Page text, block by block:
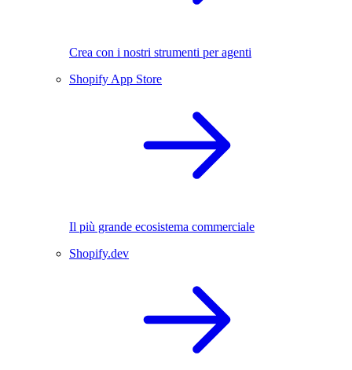
Crea con i nostri strumenti per agenti
Shopify App Store
Il più grande ecosistema commerciale
Shopify.dev